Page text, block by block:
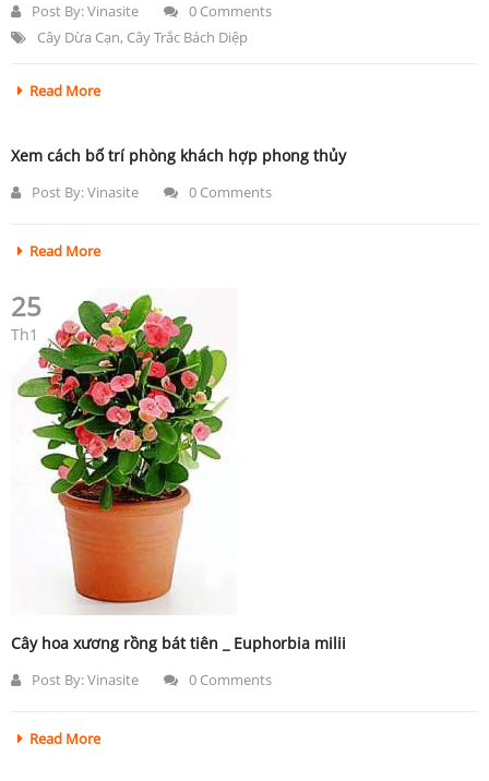
Post By:Vinasite
0 Comments
Cây Dừa Cạn, Cây Trắc Bách Diệp
Read More
Xem cách bố trí phòng khách hợp phong thủy
Post By:Vinasite 0 Comments
Read More
25
Th1
Cây hoa xương rồng bát tiên _ Euphorbia milii
Post By:Vinasite 0 Comments
Read More